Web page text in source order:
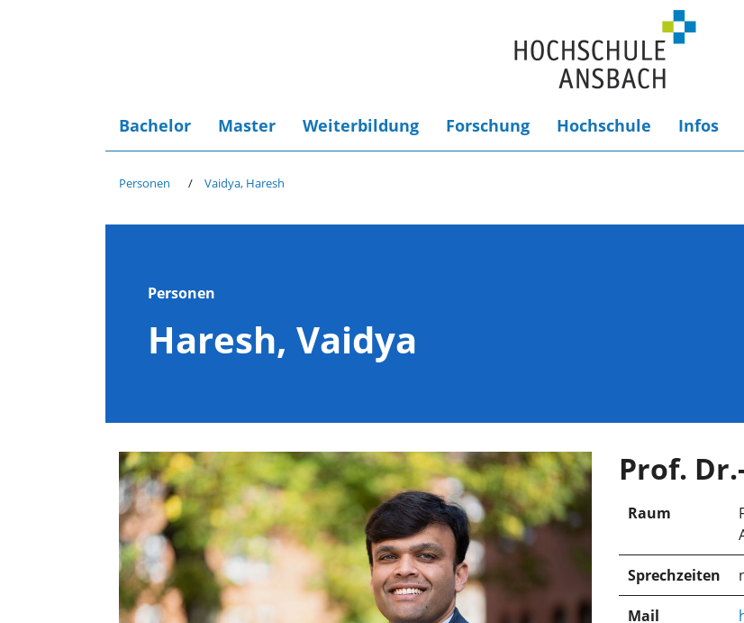
Bachelor Master Weiterbildung Forschung Hochschule Infos
Personen Vaidya, Haresh
Personen
Haresh, Vaidya
Prof.
Raum
Sprechzeiten
Mail